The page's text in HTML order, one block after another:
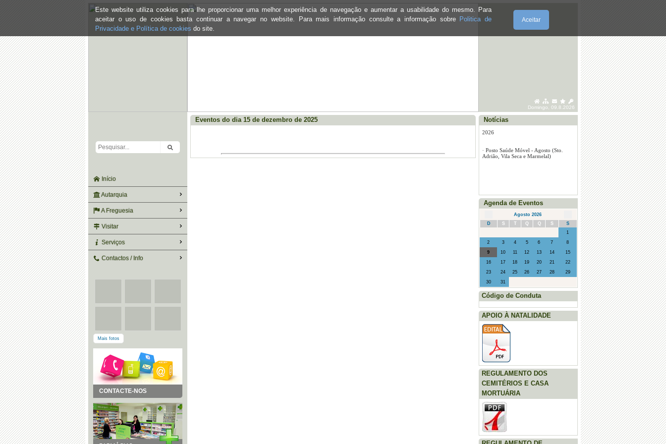
Este website utiliza cookies para lhe proporcionar uma melhor experiência de navegação e aumentar a usabilidade do mesmo. Para
aceitar o uso de cookies basta continuar a navegar no website. Para mais informação consulte a informação sobre Politica de
Privacidade e Política de cookies do site.
Aceitar
Domingo, 09.8.2026
Início
Autarquia
A Freguesia
Visitar
Serviços
Contactos / Info
Mais fotos
CONTACTE-NOS
Eventos do dia 15 de dezembro de 2025 Notícias
·Posto Saúde Móvel - Marmelal - julho
2026
julho 2026
Adrião, Vila Seca e Marmelal)
Agenda de Eventos
Agosto 2026
D
S T Q Q S
S
1
2
3 4 5 6 7
8
9
10 11 12 13 14
15
16
17 18 19 20 21
22
23
24 25 26 27 28
29
30
31
Código de Conduta
APOIO À NATALIDADE
REGULAMENTO DOS
CEMITÉRIOS E CASA
MORTUÁRIA